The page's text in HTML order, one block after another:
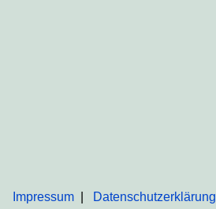
Impressum Datenschutzerklärung